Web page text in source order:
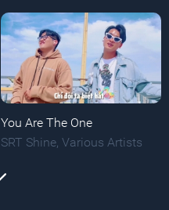
You Are The One
SRT Shine, Various Artists